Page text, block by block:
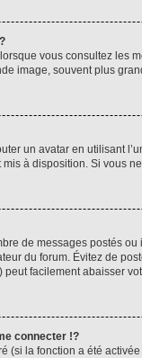
vous consultez
image, souvent plus
un avatar en utilisant
à disposition. Si vous
de messages postés
du forum. Évitez de
facilement abaisser
connecter !?
la fonction a été